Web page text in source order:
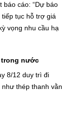
báo cáo: “Dự báo
tục hỗ trợ giá
vọng nhu cầu hạ
trong nước
8/12 duy trì đi
thép thanh vằn